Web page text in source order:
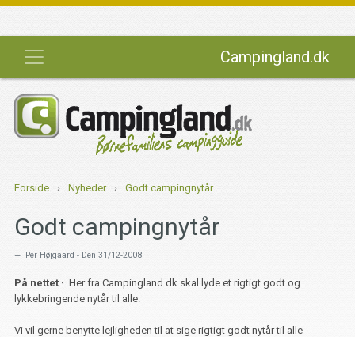
Campingland.dk
Forside › Nyheder › Godt campingnytår
Godt campingnytår
Per Højgaard - Den 31/12-2008
På nettet · Her fra Campingland.dk skal lyde et rigtigt godt og
lykkebringende nytår til alle.
Vi vil gerne benytte lejligheden til at sige rigtigt godt nytår til alle